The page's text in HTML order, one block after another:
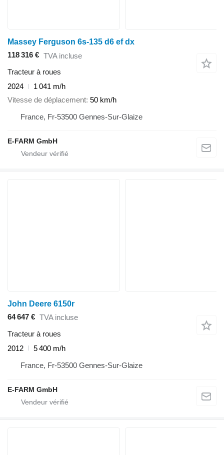
Massey Ferguson 6s-135 d6 ef dx
118 316 € TVA incluse
Tracteur à roues
2024
1 041 m/h
Vitesse de déplacement 50 km/h
France, Fr-53500 Gennes-Sur-Glaize
E-FARM GmbH
John Deere 6150r
64 647 € TVA incluse
Tracteur à roues
2012
5 400 m/h
France, Fr-53500 Gennes-Sur-Glaize
E-FARM GmbH